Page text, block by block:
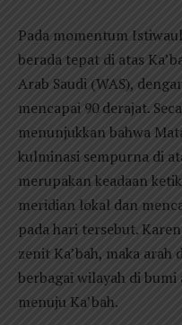
Pada momentum
berada tepat di atas
Arab Saudi (WAS),
mencapai 90 derajat.
menunjukkan bahwa
kulminasi sempurna di
merupakan keadaan
meridian lokal dan
pada hari tersebut.
zenit Ka’bah, maka
berbagai wilayah di
menuju Ka’bah.